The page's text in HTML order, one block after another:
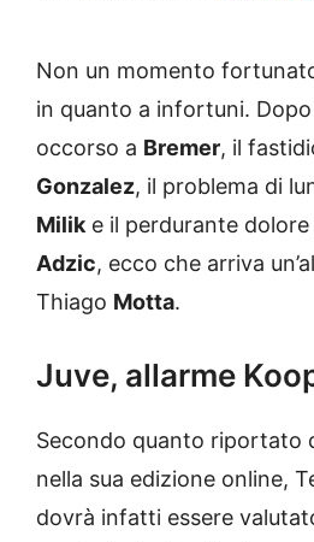
Non un momento
in quanto a infortuni.
occorso a Bremer, il
Gonzalez, il problema di
Milike il perdurante dolore
Adzic, ecco che arriva
Thiago Motta.
Juve, allarme
Secondo quanto riportato
nella sua edizione online,
dovrà infatti essere